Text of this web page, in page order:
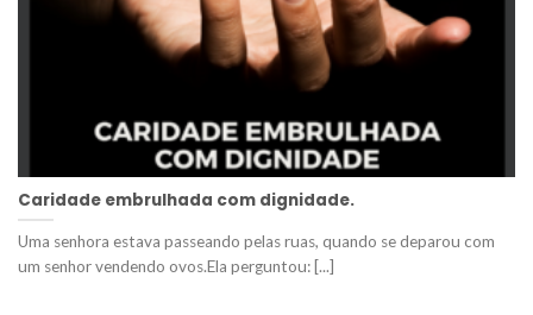
Caridade embrulhada com dignidade.
Uma senhora estava passeando pelas ruas, quando se deparou com
um senhor vendendo ovos.Ela perguntou: [...]